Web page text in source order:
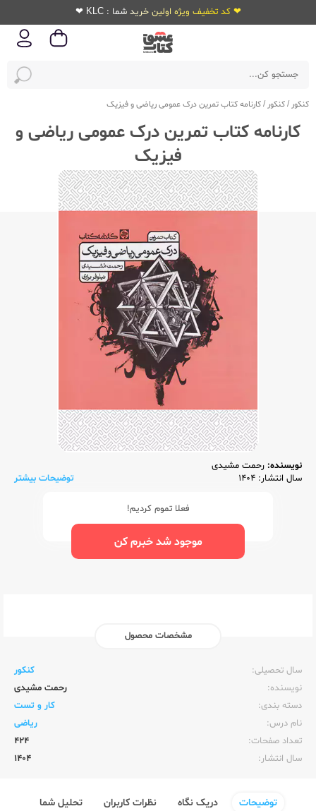
❤ کد تخفیف ویژه اولین خرید شما : KLC ❤
کنکور /کنکور /کارنامه کتاب تمرین درک عمومی ریاضی و فیزیک
کارنامه کتاب تمرین درک عمومی ریاضی و
فیزیک
نویسنده: رحمت مشیدی
سال انتشار: 1404
توضیحات بیشتر
فعلا تموم کردیم!
موجود شد خبرم کن
مشخصات محصول
سال تحصیلی:‌
کنکور
نویسنده:‌
رحمت مشیدی
دسته بندی:
کار و تست
نام درس:
ریاضی
تعداد صفحات:‌
424
سال انتشار:‌
1404
توضیحات دریک نگاه نظرات کاربران تحلیل شما